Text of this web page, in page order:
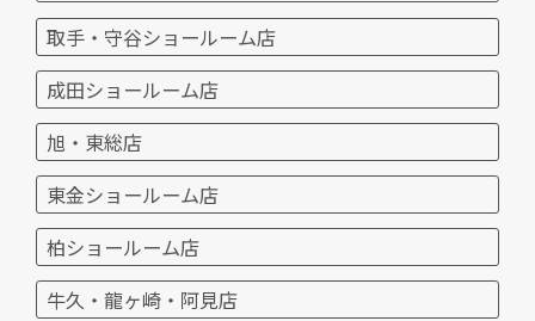
取手・守谷ショールーム店
成田ショールーム店
旭・東総店
東金ショールーム店
柏ショールーム店
牛久・龍ヶ崎・阿見店